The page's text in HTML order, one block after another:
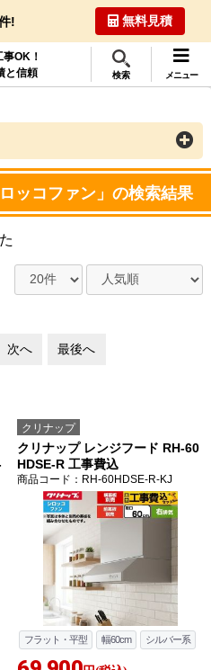
! 無料見積
OK！
と信頼
検索 メニュー
コファン」の検索結果
次へ 最後へ
クリナップ
クリナップ レンジフード RH-60
HDSE-R 工事費込
商品コード ：RH-60HDSE-R-KJ
フラット・平型 幅60cm シルバー系